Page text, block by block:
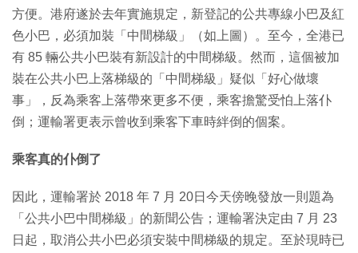
方便。港府遂於去年實施規定，新登記的公共專線小巴及紅
色小巴，必須加裝「中間梯級」（如上圖）。至今，全港已
有 85 輛公共小巴裝有新設計的中間梯級。然而，這個被加
裝在公共小巴上落梯級的「中間梯級」疑似「好心做壞
事」，反為乘客上落帶來更多不便，乘客擔驚受怕上落仆
倒；運輸署更表示曾收到乘客下車時絆倒的個案。
乘客真的仆倒了
因此，運輸署於 2018 年 7 月 20日今天傍晚發放一則題為
「公共小巴中間梯級」的新聞公告；運輸署決定由 7 月 23
日起，取消公共小巴必須安裝中間梯級的規定。至於現時已